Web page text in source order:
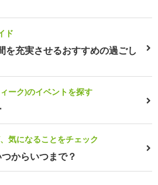
ド
を充実させるおすすめの過ごし
ーク)のイベントを探す
気になることをチェック
からいつまで？